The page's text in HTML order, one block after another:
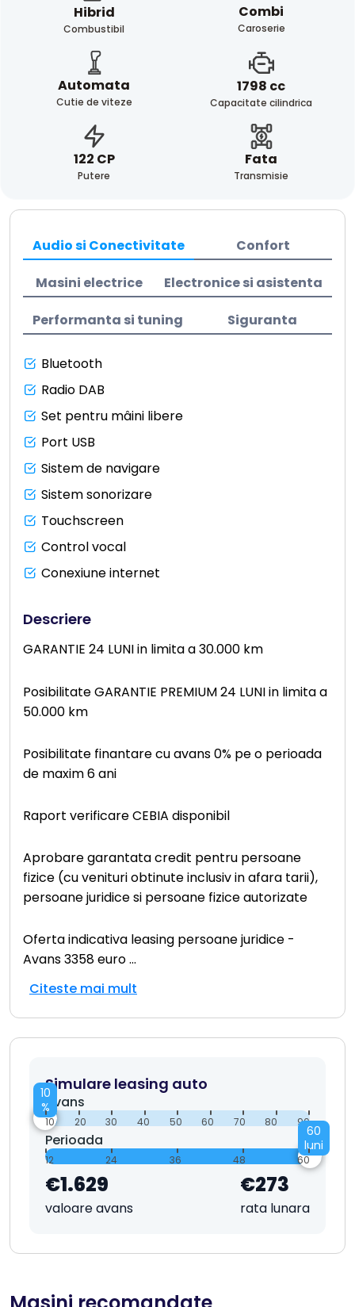
Hibrid
Combustibil
Combi
Caroserie
Automata
Cutie de viteze
1798 cc
Capacitate cilindrica
122 CP
Putere
Fata
Transmisie
Audio si Conectivitate Confort
Masini electrice Electronice si asistenta
Performanta si tuning Siguranta
Bluetooth
Radio DAB
Set pentru mâini libere
Port USB
Sistem de navigare
Sistem sonorizare
Touchscreen
Control vocal
Conexiune internet
Descriere
GARANTIE 24 LUNI in limita a 30.000 km
Posibilitate GARANTIE PREMIUM 24 LUNI in limita a
50.000 km
Posibilitate finantare cu avans 0% pe o perioada
de maxim 6 ani
Raport verificare CEBIA disponibil
Aprobare garantata credit pentru persoane
fizice (cu venituri obtinute inclusiv in afara tarii),
persoane juridice si persoane fizice autorizate
Oferta indicativa leasing persoane juridice -
Avans 3358 euro...
Citeste mai mult
Simulare leasing auto
Avans
10
%
10 20 30 40 50 60 70 80 90
Perioada
60
luni
12 24 36 48 60
€1.629
valoare avans
€273
rata lunara